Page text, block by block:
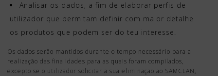
Analisar os dados, a fim de elaborar perfis de
utilizador que permitam definir com maior detalhe
os produtos que podem ser do teu interesse.
Os dados serão mantidos durante o tempo necessário para a
realização das finalidades para as quais foram compilados,
excepto se o utilizador solicitar a sua eliminação ao SAMCLAN,